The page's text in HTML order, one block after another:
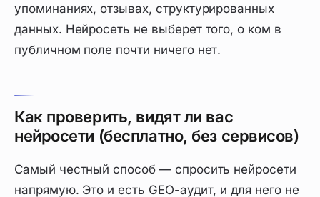
упоминаниях, отзывах, структурированных
данных. Нейросеть не выберет того, о ком в
публичном поле почти ничего нет.
Как проверить, видят ли вас
нейросети (бесплатно, без сервисов)
Самый честный способ — спросить нейросети
напрямую. Это и есть GEO-аудит, и для него не